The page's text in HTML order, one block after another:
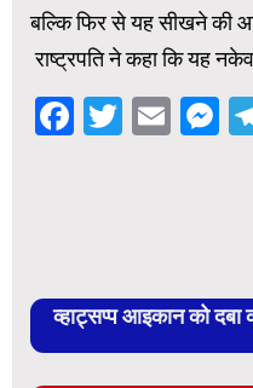
बल्कि फिर से यह सीखने की
राष्ट्रपति ने कहा कि यह
Facebook
Twitter
व्हाट्सप्प आइकान को